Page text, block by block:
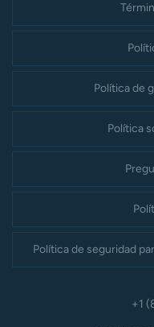
Política de
Política
Política de seguridad
+1